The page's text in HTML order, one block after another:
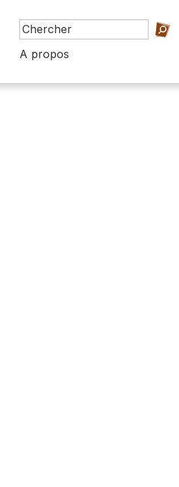
A propos